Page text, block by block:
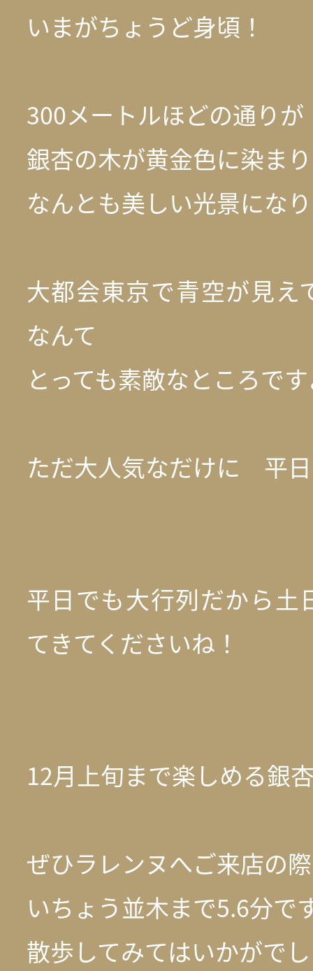
いまがちょうど身頃！
300メートルほどの通りが
銀杏の木が黄金色に染まり
なんとも美しい光景にな
大都会東京で青空が見え
なんて
とっても素敵なところで
ただ大人気なだけに 平
平日でも大行列だから土
てきてくださいね！
12月上旬まで楽しめる銀
ぜひラレンヌへご来店の
いちょう並木まで5.6分で
散歩してみてはいかがで